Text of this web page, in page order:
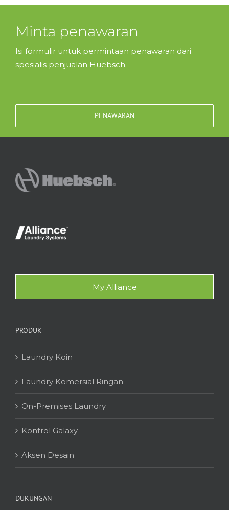
Minta penawaran
Isi formulir untuk permintaan penawaran dari
spesialis penjualan Huebsch.
PENAWARAN
My Alliance
PRODUK
Laundry Koin
Laundry Komersial Ringan
On-Premises Laundry
Kontrol Galaxy
Aksen Desain
DUKUNGAN